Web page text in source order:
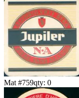
Mat #759qty: 0